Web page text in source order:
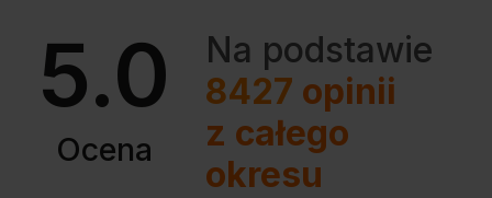
5.0
Ocena
Na podstawie
8427 opinii
z całego
okresu